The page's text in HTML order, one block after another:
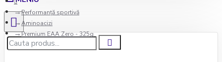
Performanță sportivă
Aminoacizi
Premium EAA Zero - 325g